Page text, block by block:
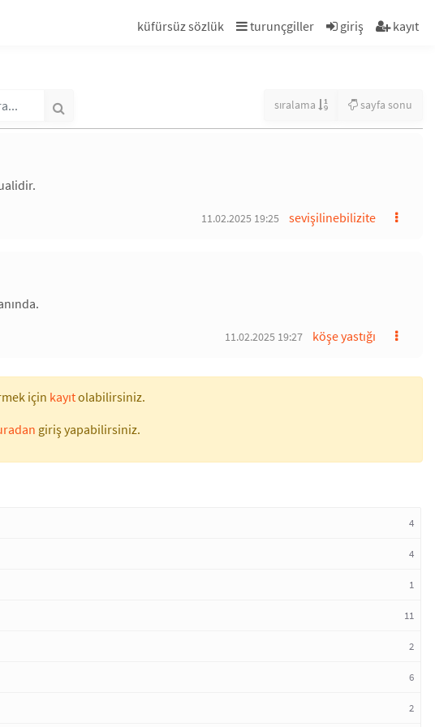
küfürsüz sözlük turunçgiller giriş kayıt
sıralama sayfa sonu
sevişilinebilizite
11.02.2025 19:25
köşe yastığı
11.02.2025 19:27
için kayıtolabilirsiniz.
giriş yapabilirsiniz.
4
4
1
11
2
6
2